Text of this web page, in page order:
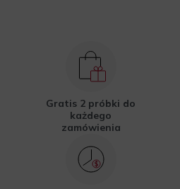
Gratis 2 próbki do
każdego
zamówienia